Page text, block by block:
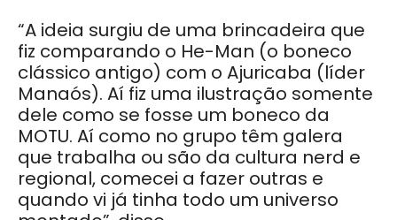
“A ideia surgiu de uma brincadeira que
fiz comparando o He-Man (o boneco
clássico antigo) com o Ajuricaba (líder
Manaós). Aí fiz uma ilustração somente
dele como se fosse um boneco da
MOTU. Aí como no grupo têm galera
que trabalha ou são da cultura nerd e
regional, comecei a fazer outras e
quando vi já tinha todo um universo